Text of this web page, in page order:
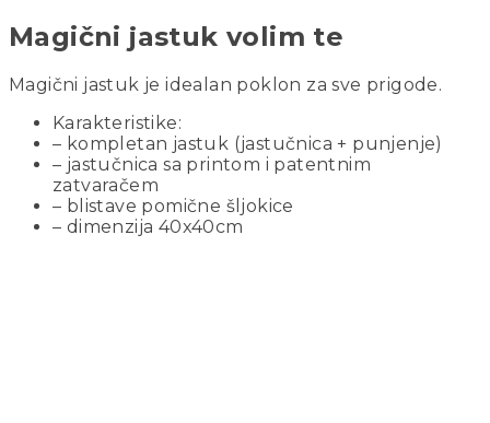
Magični jastuk volim te
Magični jastuk je idealan poklon za sve prigode.
Karakteristike:
– kompletan jastuk (jastučnica + punjenje)
– jastučnica sa printom i patentnim
zatvaračem
– blistave pomične šljokice
– dimenzija 40x40cm